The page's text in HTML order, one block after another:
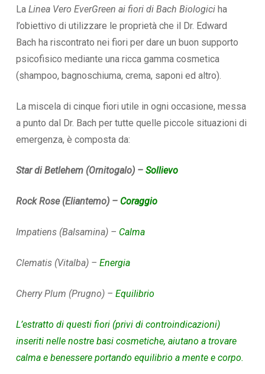
La Linea Vero EverGreen ai fiori di Bach Biologiciha
l’obiettivo di utilizzare le proprietà che il Dr. Edward
Bach ha riscontrato nei fiori per dare un buon supporto
psicofisico mediante una ricca gamma cosmetica
(shampoo, bagnoschiuma, crema, saponi ed altro).
La miscela di cinque fiori utile in ogni occasione, messa
a punto dal Dr. Bach per tutte quelle piccole situazioni di
emergenza, è composta da:
Star di Betlehem (Ornitogalo) – Sollievo
Rock Rose (Eliantemo) – Coraggio
Impatiens (Balsamina) – Calma
Clematis (Vitalba) – Energia
Cherry Plum (Prugno) – Equilibrio
L’estratto di questi fiori (privi di controindicazioni)
inseriti nelle nostre basi cosmetiche, aiutano a trovare
calma e benessere portando equilibrio a mente e corpo.